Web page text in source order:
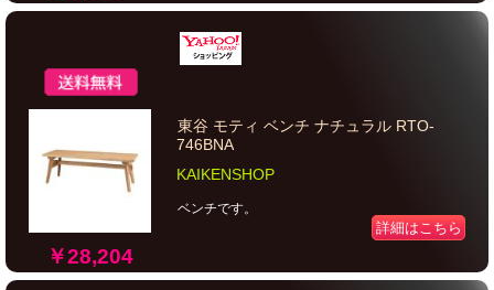
￥28,204
東谷 モティ ベンチ ナチュラル RTO-
746BNA
KAIKENSHOP
ベンチです。
詳細はこちら